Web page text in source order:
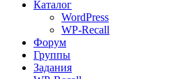
Каталог
WordPress
WP-Recall
Форум
Группы
Задания